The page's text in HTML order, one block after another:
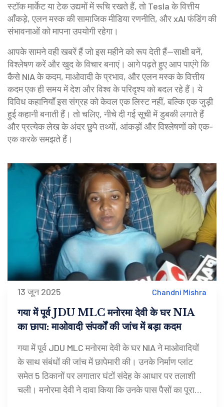
स्टॉक मार्केट या टेक उद्यमों में रूचि रखते हैं, तो Tesla के वित्तीय
आँकड़े, एलन मस्क की सामाजिक मीडिया रणनीति, और xAI फंडिंग की
संभावनाओं को मापना उपयोगी रहेगा।
आपके सामने वही खबरें हैं जो इस महीने को रूप देती हैं—साक्षी बनें,
विश्लेषण करें और खुद के विचार बनाएं। आगे पढ़ते हुए आप पाएंगे कि
कैसे NIA के कदम, माओवादी के प्रभाव, और एलन मस्क के वित्तीय
कदम एक ही समय में देश और विश्व के परिदृश्य को बदल रहे हैं। ये
विविध कहानियाँ इस संग्रह को केवल एक लिस्ट नहीं, बल्कि एक जुड़ी
हुई कहानी बनाती हैं। तो चलिए, नीचे दी गई सूची में डुबकी लगाते हैं
और प्रत्येक लेख के अंदर छुपे तथ्यों, आंकड़ों और विश्लेषणों को एक-
एक करके समझते हैं।
13 जून 2025 Chandni Mishra
गया में पूर्व JDU MLC मनोरमा देवी के घर NIA
का छापा: माओवादी संपर्कों की जांच में बड़ा कदम
गया में पूर्व JDU MLC मनोरमा देवी के घर NIA ने माओवादियों
के साथ संबंधों की जांच में छापेमारी की। उनके निर्माण प्लांट
समेत 5 ठिकानों पर लगातार घंटों संदेह के आधार पर तलाशी
चली। मनोरमा देवी ने दावा किया कि उनके पास पैसों का पूरा